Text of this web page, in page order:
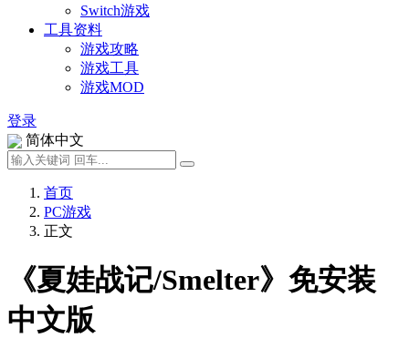
Switch游戏
工具资料
游戏攻略
游戏工具
游戏MOD
登录
简体中文
首页
PC游戏
正文
《夏娃战记/Smelter》免安装
中文版